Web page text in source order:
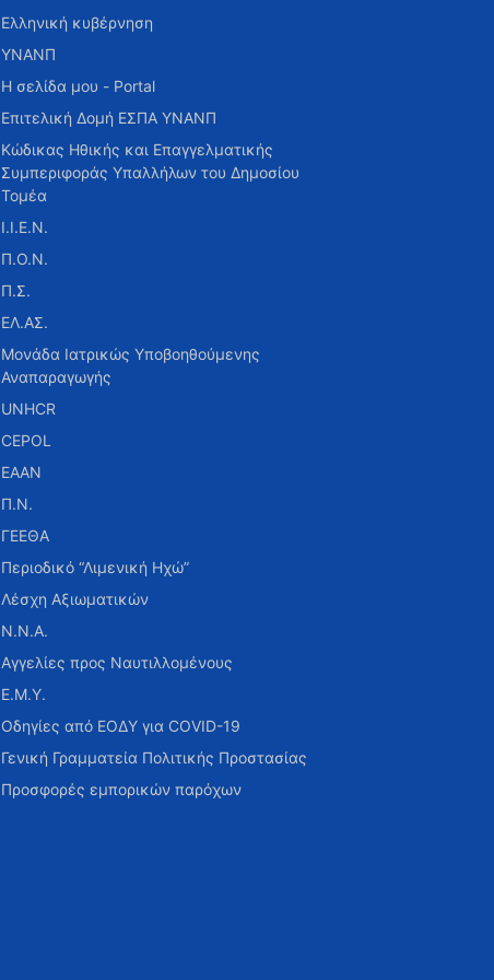
Ελληνική κυβέρνηση
ΥΝΑΝΠ
Η σελίδα μου - Portal
Επιτελική Δομή ΕΣΠΑ ΥΝΑΝΠ
Κώδικας Ηθικής και Επαγγελματικής
Συμπεριφοράς Υπαλλήλων του Δημοσίου
Τομέα
Ι.Ι.Ε.Ν.
Π.Ο.Ν.
Π.Σ.
ΕΛ.ΑΣ.
Μονάδα Ιατρικώς Υποβοηθούμενης
Αναπαραγωγής
UNHCR
CEPOL
ΕΑΑΝ
Π.Ν.
ΓΕΕΘΑ
Περιοδικό “Λιμενική Ηχώ”
Λέσχη Αξιωματικών
Ν.Ν.Α.
Αγγελίες προς Ναυτιλλομένους
Ε.Μ.Υ.
Οδηγίες από ΕΟΔΥ για COVID-19
Γενική Γραμματεία Πολιτικής Προστασίας
Προσφορές εμπορικών παρόχων